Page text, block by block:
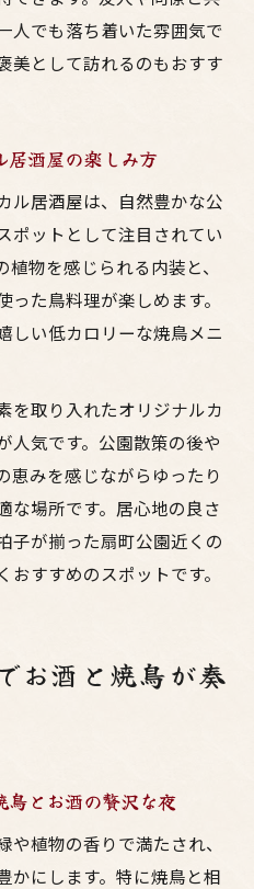
人でも落ち着いた雰囲気で
美として訪れるのもおすす
居酒屋の楽しみ方
ル居酒屋は、自然豊かな公
ポットとして注目されてい
物を感じられる内装と、
た鳥料理が楽しめます。
しい低カロリーな焼鳥メニ
を取り入れたオリジナルカ
人気です。公園散策の後や
恵みを感じながらゆったり
な場所です。居心地の良さ
子が揃った扇町公園近くの
すすめのスポットです。
お酒と焼鳥が奏
鳥とお酒の贅沢な夜
植物の香りで満たされ、
かにします。特に焼鳥と相